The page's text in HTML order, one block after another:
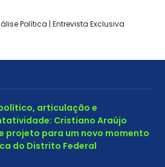
Política | Entrevista Exclusiva
articulação e
Cristiano Araújo
projeto para um novo momento
do Distrito Federal